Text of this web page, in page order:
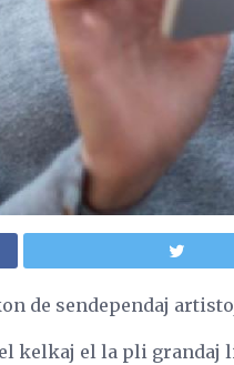
de sendependaj
kelkaj el la pli